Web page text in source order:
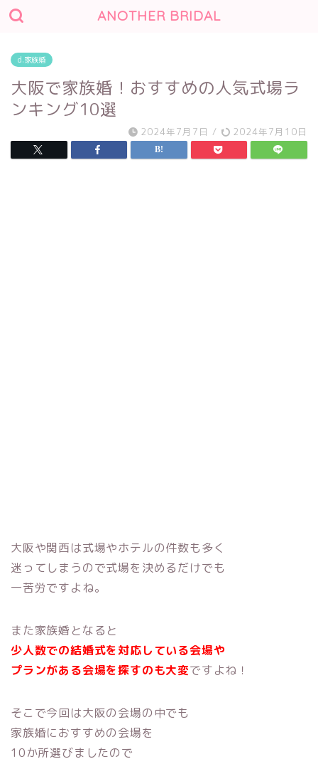
ANOTHER BRIDAL
d.家族婚
大阪で家族婚！おすすめの人気式場ラ
ンキング10選
2024年7月7日 / 2024年7月10日
大阪や関西は式場やホテルの件数も多く
迷ってしまうので式場を決めるだけでも
一苦労ですよね。
また家族婚となると
少人数での結婚式を対応している会場や
プランがある会場を探すのも大変ですよね！
そこで今回は大阪の会場の中でも
家族婚におすすめの会場を
10か所選びましたので